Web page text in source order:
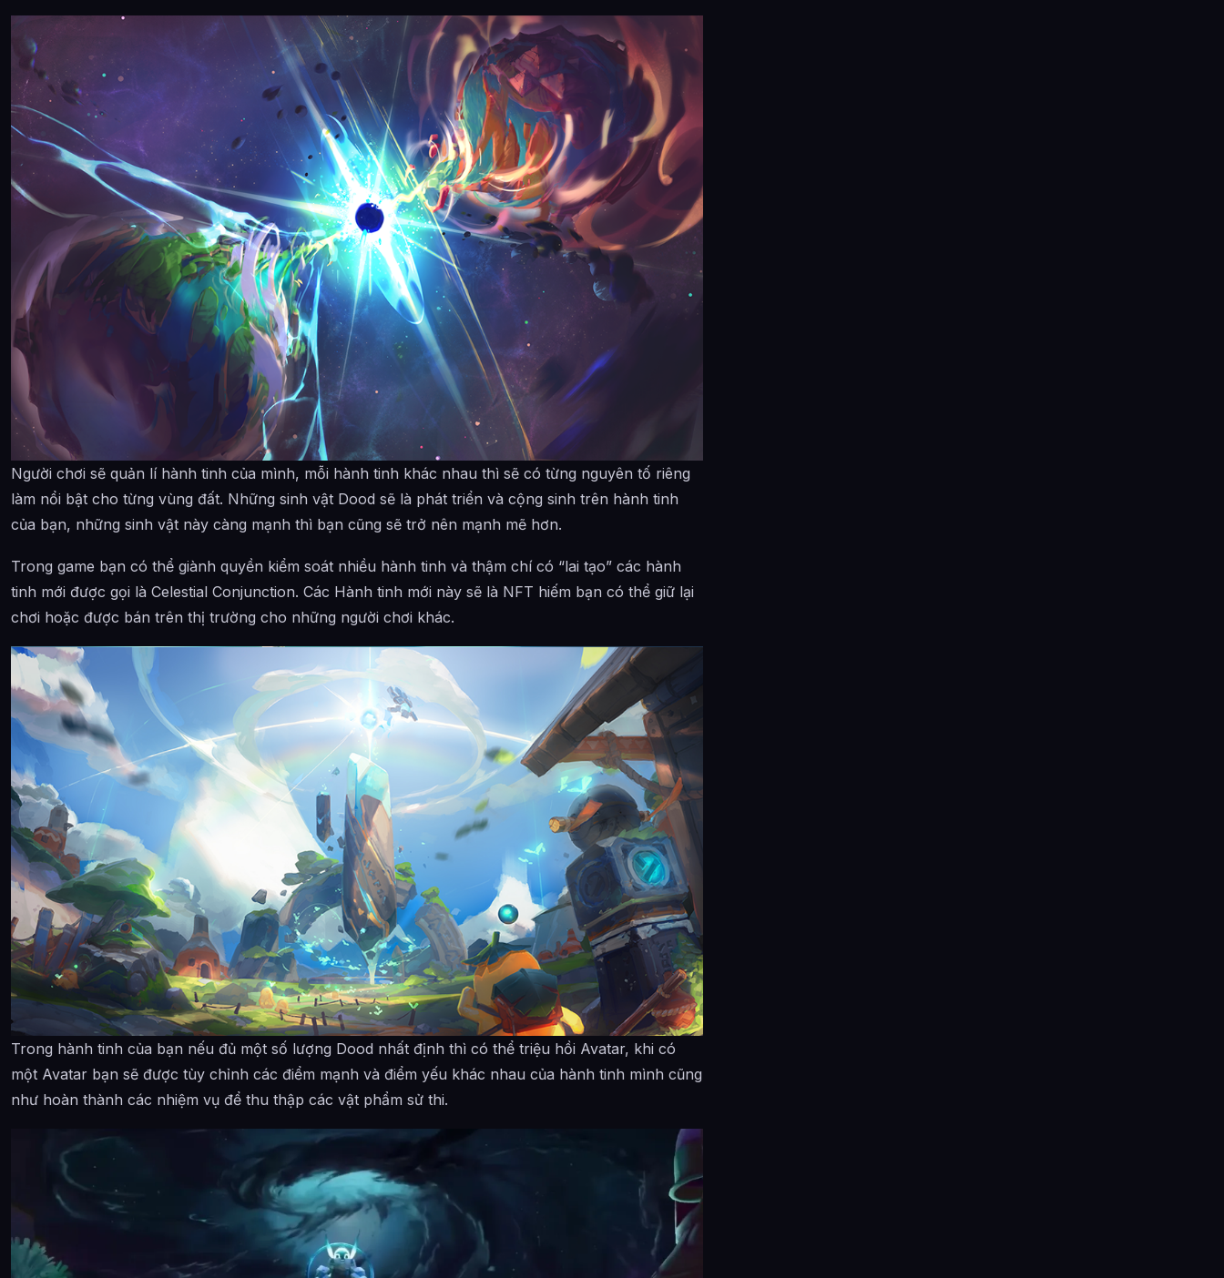
Người chơi sẽ quản lí hành tinh của mình, mỗi hành tinh khác nhau thì sẽ có từng nguyên tố riêng
làm nổi bật cho từng vùng đất. Những sinh vật Dood sẽ là phát triển và cộng sinh trên hành tinh
của bạn, những sinh vật này càng mạnh thì bạn cũng sẽ trở nên mạnh mẽ hơn.
Trong game bạn có thể giành quyền kiểm soát nhiều hành tinh và thậm chí có “lai tạo” các hành
tinh mới được gọi là Celestial Conjunction. Các Hành tinh mới này sẽ là NFT hiếm bạn có thể giữ lại
chơi hoặc được bán trên thị trường cho những người chơi khác.
Trong hành tinh của bạn nếu đủ một số lượng Dood nhất định thì có thể triệu hồi Avatar, khi có
một Avatar bạn sẽ được tùy chỉnh các điểm mạnh và điểm yếu khác nhau của hành tinh mình cũng
như hoàn thành các nhiệm vụ để thu thập các vật phẩm sử thi.